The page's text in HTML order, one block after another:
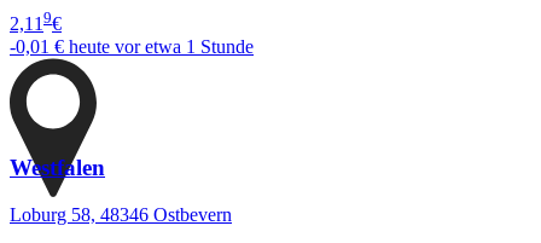
2,119€
-0,01 € heute vor etwa 1 Stunde
Westfalen
Loburg 58, 48346 Ostbevern